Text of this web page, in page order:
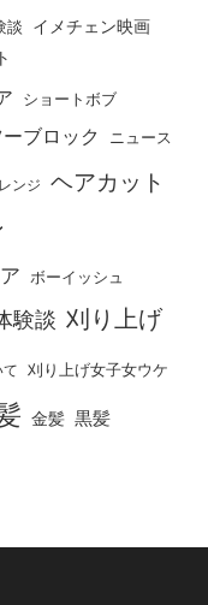
談 イメチェン映画
ショートボブ
ーブロック ニュース
ンジ ヘアカット
ボーイッシュ
験談 刈り上げ
て 刈り上げ女子女ウケ
金髪 黒髪